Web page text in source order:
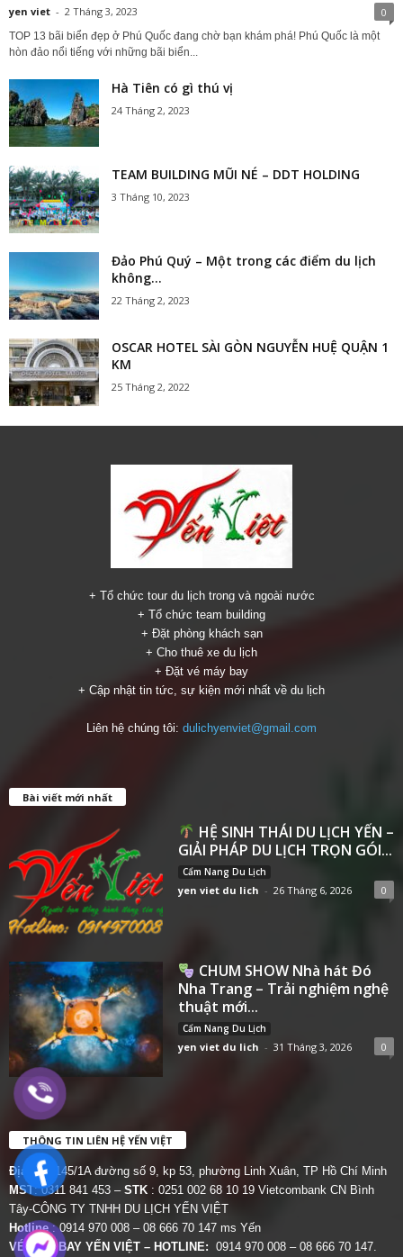
yen viet - 2 Tháng 3, 2023 0
TOP 13 bãi biển đẹp ở Phú Quốc đang chờ bạn khám phá! Phú Quốc là một
hòn đảo nổi tiếng với những bãi biển...
Hà Tiên có gì thú vị
24 Tháng 2, 2023
TEAM BUILDING MŨI NÉ – DDT HOLDING
3 Tháng 10, 2023
Đảo Phú Quý – Một trong các điểm du lịch
không...
22 Tháng 2, 2023
OSCAR HOTEL SÀI GÒN NGUYỄN HUỆ QUẬN 1
KM
25 Tháng 2, 2022
+ Tổ chức tour du lịch trong và ngoài nước
+ Tổ chức team building
+ Đặt phòng khách sạn
+ Cho thuê xe du lịch
+ Đặt vé máy bay
+ Cập nhật tin tức, sự kiện mới nhất về du lịch
Liên hệ chúng tôi: dulichyenviet@gmail.com
Bài viết mới nhất
HỆ SINH THÁI DU LỊCH YẾN –
GIẢI PHÁP DU LỊCH TRỌN GÓI...
Cẩm Nang Du Lịch
yen viet du lich - 26 Tháng 6, 2026 0
CHUM SHOW Nhà hát Đó
Nha Trang – Trải nghiệm nghệ
thuật mới...
Cẩm Nang Du Lịch
yen viet du lich - 31 Tháng 3, 2026 0
THÔNG TIN LIÊN HỆ YẾN VIỆT
Địa chỉ:
145/1A đường số 9, kp 53, phường Linh Xuân, TP Hồ Chí Minh
MST: 0311 841 453 – STK : 0251 002 68 10 19 Vietcombank CN Bình
Tây-CÔNG TY TNHH DU LỊCH YẾN VIỆT
Hotline: 0914 970 008 – 08 666 70 147 ms Yến
VÉ MÁY BAY YẾN VIỆT – HOTLINE: 0914 970 008 – 08 666 70 147.